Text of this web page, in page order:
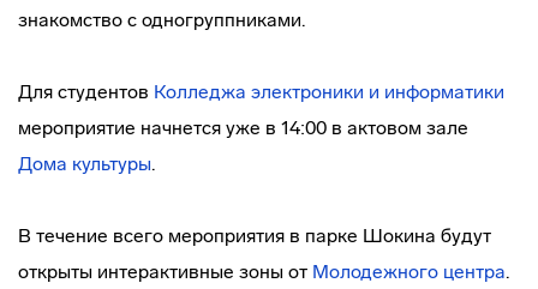
знакомство с одногруппниками.
Для студентов Колледжа электроники и информатики
мероприятие начнется уже в 14:00 в актовом зале
Дома культуры.
В течение всего мероприятия в парке Шокина будут
открыты интерактивные зоны от Молодежного центра.